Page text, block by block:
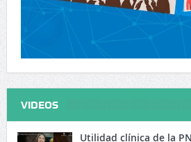
VIDEOS
Utilidad clínica de la